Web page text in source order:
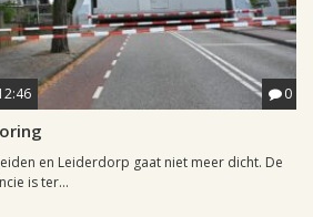
0
en Leiderdorp gaat niet meer dicht. De
is ter...